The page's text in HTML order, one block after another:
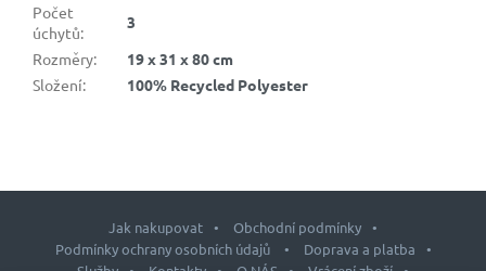
Počet
úchytů:
3
Rozměry:
19 x 31 x 80 cm
Složení: 100% Recycled Polyester
Jak nakupovat
Obchodní podmínky
Podmínky ochrany osobních údajů
Doprava a platba